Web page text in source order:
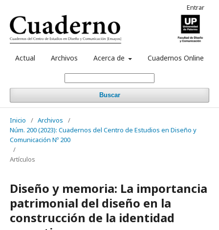
Actual Archivos Acerca de Cuadernos Online
Buscar
Entrar
Inicio / Archivos
/
Núm. 200 (2023): Cuadernos del Centro de Estudios en Diseño y
Comunicación Nº 200
/
Artículos
Diseño y memoria: La importancia
patrimonial del diseño en la
construcción de la identidad